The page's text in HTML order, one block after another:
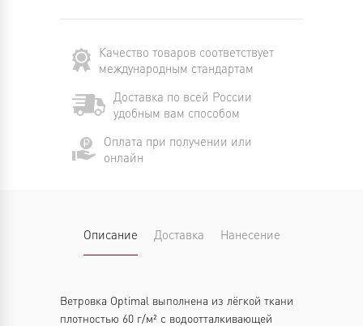
Качество товаров соответствует
международным стандартам
Доставка по всей России
удобным вам способом
Оплата при получении или
онлайн
Описание Доставка Нанесение
Ветровка Optimal выполнена из лёгкой ткани
плотностью 60 г/м² с водоотталкивающей